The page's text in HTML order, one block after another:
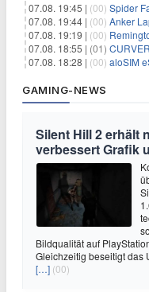
07.08. 19:45 | (00) Spider
07.08. 19:44 | (00) Anker
07.08. 19:19 | (00)
07.08. 18:55 | (01) CURVER
07.08. 18:28 | (00) aloSIM
GAMING-NEWS
Silent Hill 2 erhält
verbessert Grafik
Bildqualität auf
Gleichzeitig beseitigt das
[…] (00)